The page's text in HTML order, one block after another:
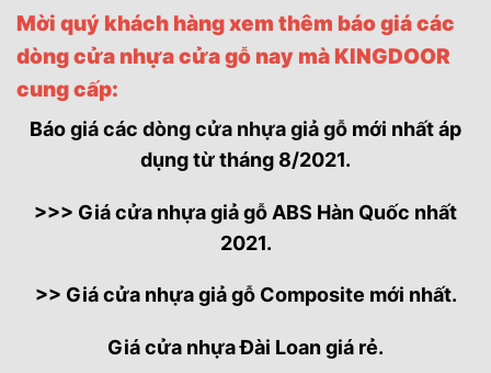
Mời quý khách hàng xem thêm báo giá các
dòngcửa nhựa cửa gỗ nay mà KINGDOOR
cung cấp:
Báogiá các dòng cửa nhựa giả gỗ mới nhất áp
dụng từ tháng 8/2021.
>>> Giá cửa nhựa giả gỗ ABS Hàn Quốc nhất
2021.
>> Giá cửa nhựa giả gỗ Composite mới nhất.
Giá cửa nhựa Đài Loan giá rẻ.